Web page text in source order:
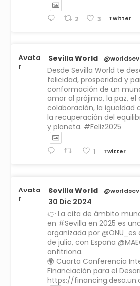
2 3 Twitter
Avata
r
Sevilla World
Desde Sevilla World te
felicidad, prosperidad y
conformación de un
amor al prójimo, la paz,
colaboración, la igualdad
la recuperación del
y planeta. #Feliz2025
1 Twitter
Avata
r
Sevilla World
30 Dic 2024
👉 La cita de ámbito
en #Sevilla en 2025 es
organizada por @ONU_es
de julio, con España
anfitriona.
🌍 Cuarta Conferencia
Financiación para el
https://